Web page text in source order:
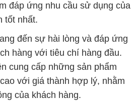
đáp ứng nhu cầu sử dụng của
tốt nhất.
đến sự hài lòng và đáp ứng
hàng với tiêu chí hàng đầu.
cung cấp những sản phẩm
với giá thành hợp lý, nhằm
của khách hàng.